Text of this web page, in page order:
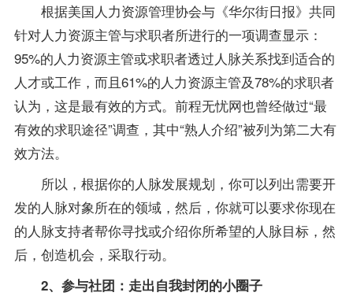
根据美国人力资源管理协会与《华尔街日报》共同
针对人力资源主管与求职者所进行的一项调查显示：
95%的人力资源主管或求职者透过人脉关系找到适合的
人才或工作，而且61%的人力资源主管及78%的求职者
认为，这是最有效的方式。前程无忧网也曾经做过“最
有效的求职途径”调查，其中“熟人介绍”被列为第二大有
效方法。
所以，根据你的人脉发展规划，你可以列出需要开
发的人脉对象所在的领域，然后，你就可以要求你现在
的人脉支持者帮你寻找或介绍你所希望的人脉目标，然
后，创造机会，采取行动。
2、参与社团：走出自我封闭的小圈子